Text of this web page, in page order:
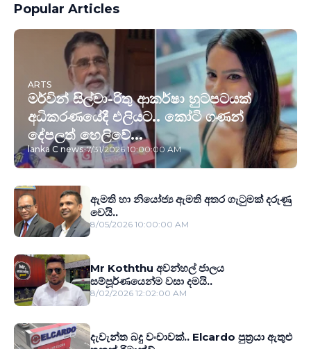
Popular Articles
ARTS
මර්වින් සිල්වා-රිතු ආකර්ෂා හුටපටයක්
අධිකරණයේදී එලියට.. කෝටි ගණන්
දේපලත් හෙලිවේ...
lanka C news-7/31/2026 10:00:00 AM
ඇමති හා නියෝජ්‍ය ඇමති අතර ගැටුමක් දරුණු
වෙයි..
8/05/2026 10:00:00 AM
Mr Koththu අවන්හල් ජාලය
සම්පූර්ණයෙන්ම වසා දමයි..
8/02/2026 12:02:00 AM
දැවැන්ත බදු වංචාවක්.. Elcardo පුත‍්‍රයා ඇතුළු